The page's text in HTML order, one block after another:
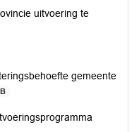
uitvoering te
gemeente